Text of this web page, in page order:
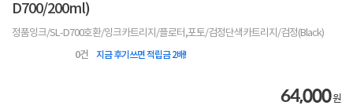
D700/200ml)
정품잉크/SL-D700호환/잉크카트리지/플로터,포토/검정단색카트리지/검정(Black)
0건 지금 후기쓰면 적립금 2배!
64,000원